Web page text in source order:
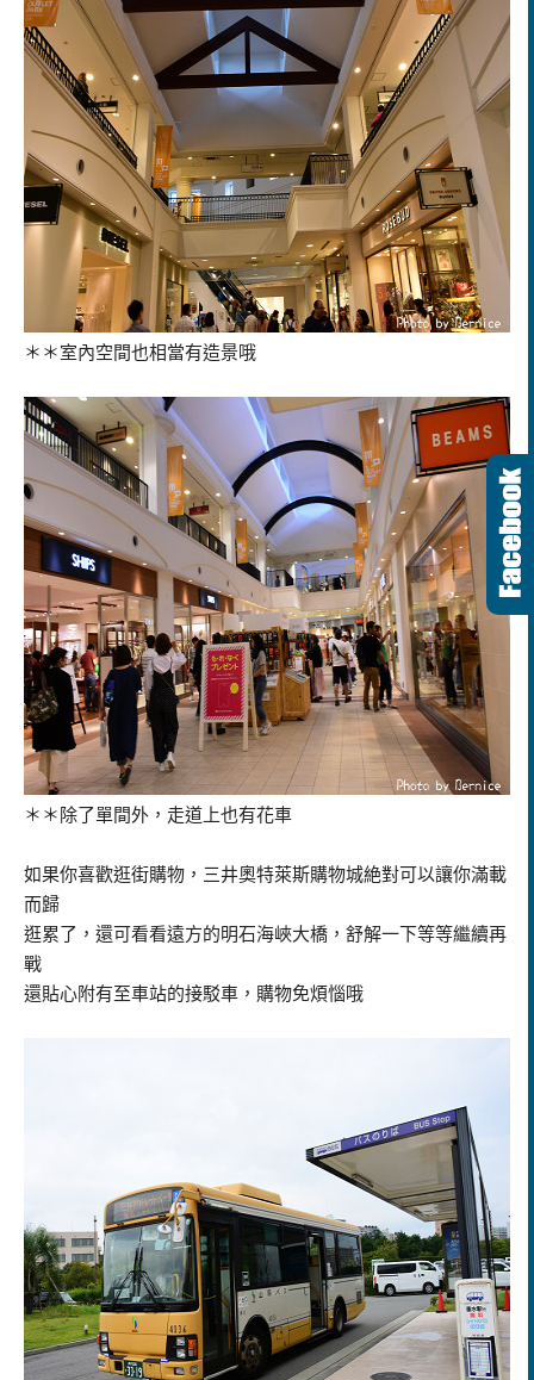
＊＊室內空間也相當有造景哦
＊＊除了單間外，走道上也有花車
如果你喜歡逛街購物，三井奧特萊斯購物城絶對可以讓你滿載
而歸
逛累了，還可看看遠方的明石海峽大橋，舒解一下等等繼續再
戰
還貼心附有至車站的接駁車，購物免煩惱哦